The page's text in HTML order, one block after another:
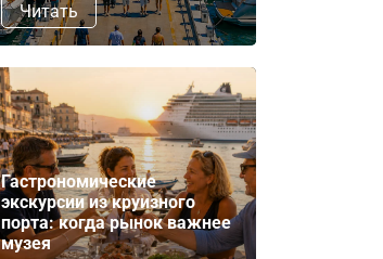
Читать
Гастрономические
экскурсии из круизного
порта: когда рынок важнее
музея